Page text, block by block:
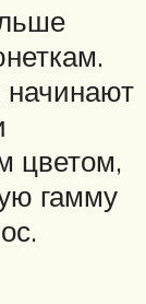
цветом,
гамму